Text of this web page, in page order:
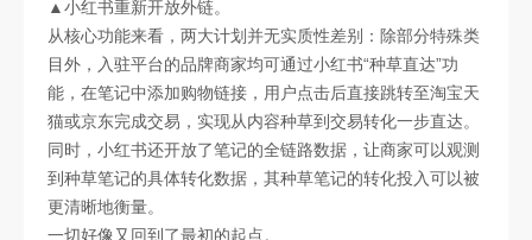
▲小红书重新开放外链。
从核心功能来看，两大计划并无实质性差别：除部分特殊类
目外，入驻平台的品牌商家均可通过小红书“种草直达”功
能，在笔记中添加购物链接，用户点击后直接跳转至淘宝天
猫或京东完成交易，实现从内容种草到交易转化一步直达。
同时，小红书还开放了笔记的全链路数据，让商家可以观测
到种草笔记的具体转化数据，其种草笔记的转化投入可以被
更清晰地衡量。
一切好像又回到了最初的起点。